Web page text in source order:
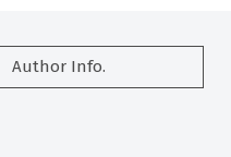
Author Info.